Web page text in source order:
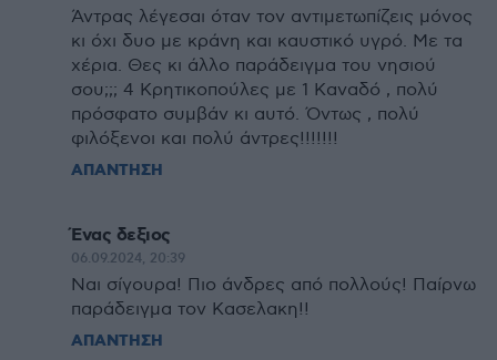
Άντρας λέγεσαι όταν τον αντιμετωπίζεις μόνος
κι όχι δυο με κράνη και καυστικό υγρό. Με τα
χέρια. Θες κι άλλο παράδειγμα του νησιού
σου;;; 4 Κρητικοπούλες με 1 Καναδό , πολύ
πρόσφατο συμβάν κι αυτό. Όντως , πολύ
φιλόξενοι και πολύ άντρες!!!!!!!
ΑΠΑΝΤΗΣΗ
Ένας δεξιος
06.09.2024, 20:39
Ναι σίγουρα! Πιο άνδρες από πολλούς! Παίρνω
παράδειγμα τον Κασελακη!!
ΑΠΑΝΤΗΣΗ